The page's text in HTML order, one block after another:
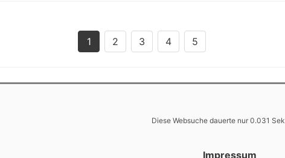
1 2 3 4 5
Diese Websuche dauerte nur 0.031
Impressum